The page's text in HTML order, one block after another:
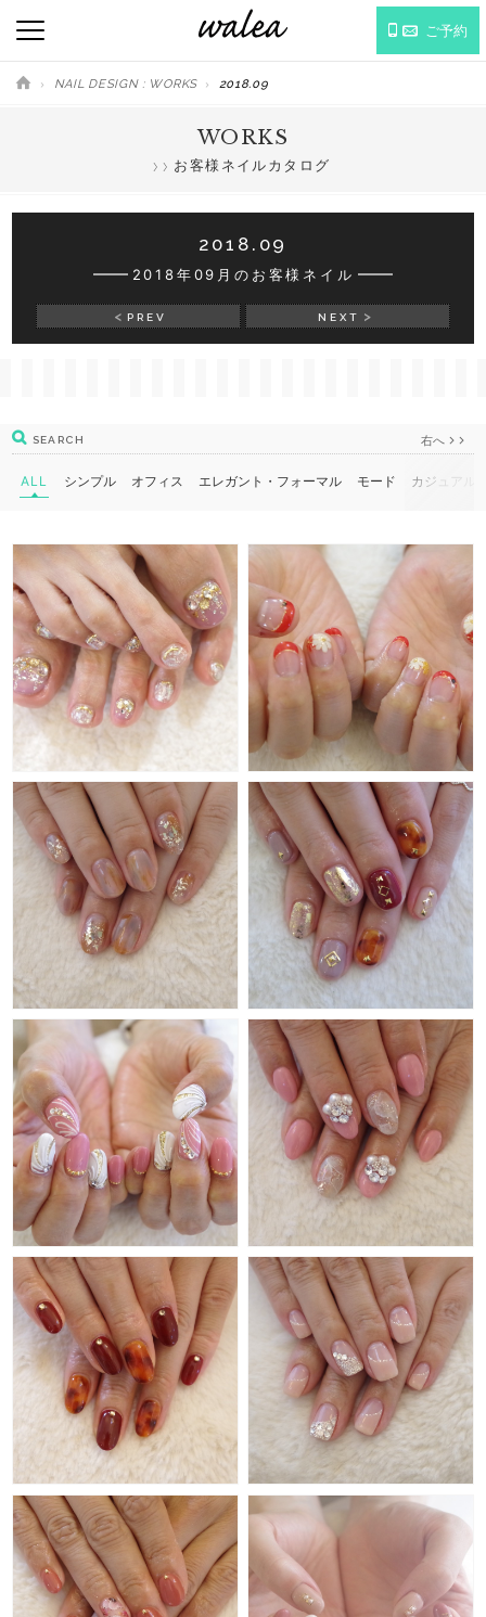
ご予約
NAIL DESIGN : WORKS 2018.09
WORKS
お客様ネイルカタログ
2018.09
2018年09月のお客様ネイル
PREV NEXT
SEARCH 右へ
ALL シンプル オフィス エレガント・フォーマル モード カジュアル